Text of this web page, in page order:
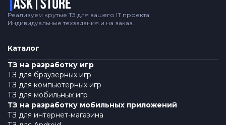
Реализуем крутые ТЗ для вашего IT проекта.
Индивидуальные техзадания и на заказ.
Каталог
ТЗ на разработку игр
ТЗ для браузерных игр
ТЗ для компьютерных игр
ТЗ для мобильных игр
ТЗ на разработку мобильных приложений
ТЗ для интернет-магазина